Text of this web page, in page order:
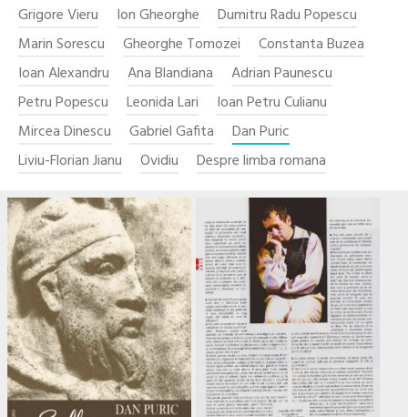
Grigore Vieru
Ion Gheorghe
Dumitru Radu Popescu
Marin Sorescu
Gheorghe Tomozei
Constanta Buzea
Ioan Alexandru
Ana Blandiana
Adrian Paunescu
Petru Popescu
Leonida Lari
Ioan Petru Culianu
Mircea Dinescu
Gabriel Gafita
Dan Puric
Liviu-Florian Jianu
Ovidiu Despre limba romana